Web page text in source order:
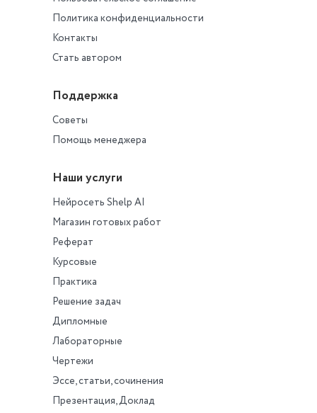
Политика конфиденциальности
Контакты
Стать автором
Поддержка
Советы
Помощь менеджера
Наши услуги
Нейросеть Shelp AI
Магазин готовых работ
Реферат
Курсовые
Практика
Решение задач
Дипломные
Лабораторные
Чертежи
Эссе, статьи, сочинения
Презентация, Доклад